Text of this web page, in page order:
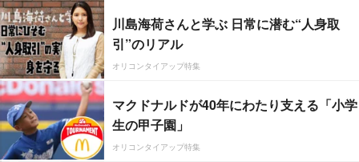
川島海荷さんと学ぶ 日常に潜む“人身取
引”のリアル
オリコンタイアップ特集
マクドナルドが40年にわたり支える「小学
生の甲子園」
オリコンタイアップ特集